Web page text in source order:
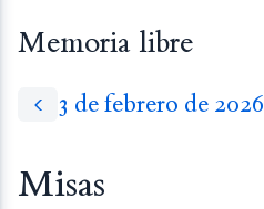
Memoria libre
3 de febrero de 2026
Misas